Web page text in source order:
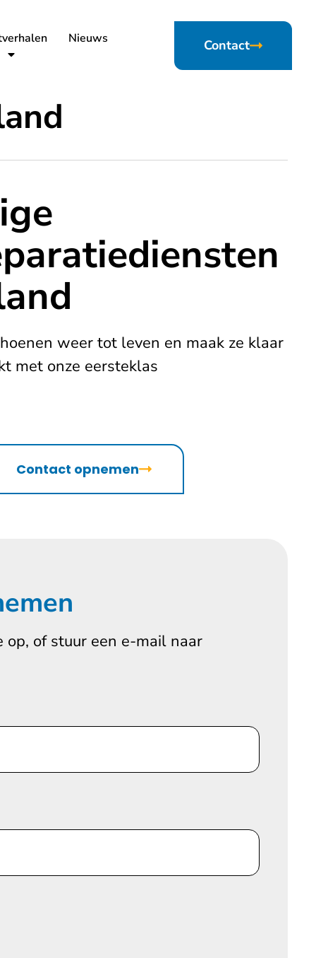
Nieuws Contact
weer tot leven en maak ze klaar
met onze eersteklas
Contact opnemen
of stuur een e-mail naar